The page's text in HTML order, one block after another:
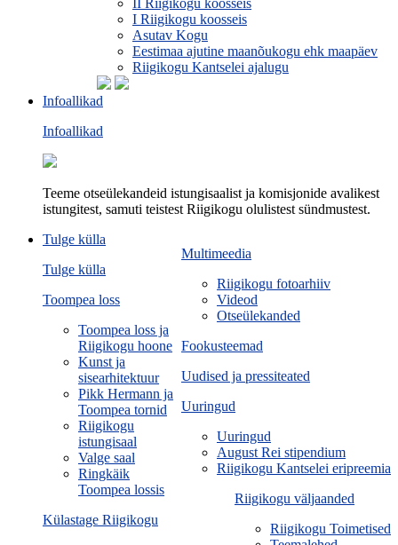
II Riigikogu koosseis
I Riigikogu koosseis
Asutav Kogu
Eestimaa ajutine maanõukogu ehk maapäev
Riigikogu Kantselei ajalugu
Infoallikad
Infoallikad
Teeme otseülekandeid istungisaalist ja komisjonide avalikest
istungitest, samuti teistest Riigikogu olulistest sündmustest.
Multimeedia
Riigikogu fotoarhiiv
Videod
Otseülekanded
Fookusteemad
Uudised ja pressiteated
Uuringud
Uuringud
August Rei stipendium
Riigikogu Kantselei eripreemia
Riigikogu väljaanded
Riigikogu Toimetised
Tulge külla
Tulge külla
Toompea loss
Toompea loss ja
Riigikogu hoone
Kunst ja
sisearhitektuur
Pikk Hermann ja
Toompea tornid
Riigikogu
istungisaal
Valge saal
Ringkäik
Toompea lossis
Külastage Riigikogu